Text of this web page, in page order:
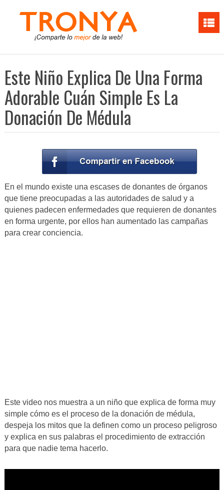
Este Niño Explica De Una Forma
Adorable Cuán Simple Es La
Donación De Médula
En el mundo existe una escases de donantes de órganos
que tiene preocupadas a las autoridades de salud y a
quienes padecen enfermedades que requieren de donantes
en forma urgente, por ellos han aumentado las campañas
para crear conciencia.
Este video nos muestra a un niño que explica de forma muy
simple cómo es el proceso de la donación de médula,
despeja los mitos que la definen como un proceso peligroso
y explica en sus palabras el procedimiento de extracción
para que nadie tema hacerlo.